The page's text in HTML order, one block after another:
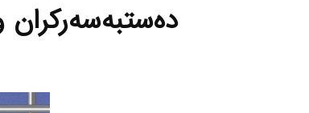
دەستبەسەرکران